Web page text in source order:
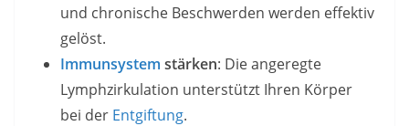
und chronische Beschwerden werden effektiv
gelöst.
Immunsystem stärken: Die angeregte
Lymphzirkulation unterstützt Ihren Körper
bei der Entgiftung.